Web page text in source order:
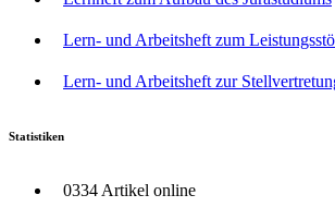
Lern- und Arbeitsheft zum
Lern- und Arbeitsheft zur
Statistiken
0334 Artikel online